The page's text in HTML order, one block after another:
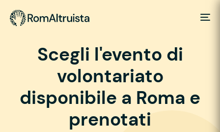
Scegli l'evento di
volontariato
disponibile a Roma e
prenotati